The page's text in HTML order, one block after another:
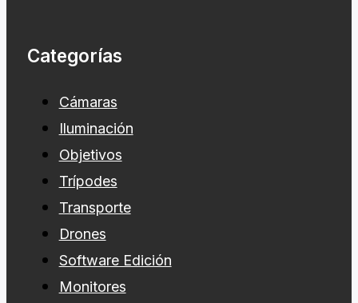
Categorías
Cámaras
Iluminación
Objetivos
Trípodes
Transporte
Drones
Software Edición
Monitores